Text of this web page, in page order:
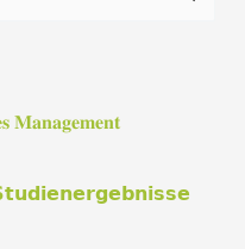
𝐌𝐚𝐧𝐚𝐠𝐞𝐦𝐞𝐧𝐭